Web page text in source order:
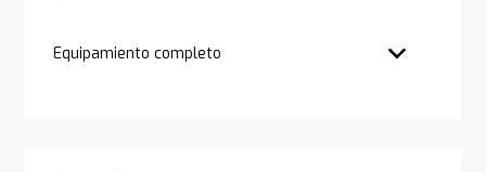
Equipamiento completo